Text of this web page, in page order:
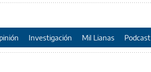
Investigación Mil Lianas Podcast